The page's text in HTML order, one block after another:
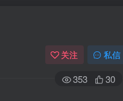
关注 私信
353 30